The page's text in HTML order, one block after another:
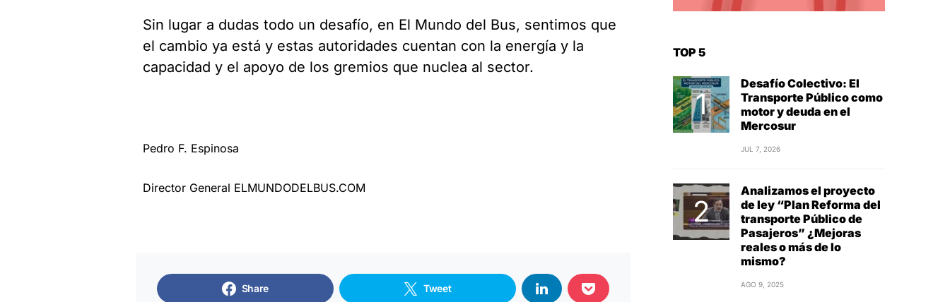
Sin lugar a dudas todo un desafío, en El Mundo del Bus, sentimos que
el cambio ya está y estas autoridades cuentan con la energía y la
capacidad y el apoyo de los gremios que nuclea al sector.
Pedro F. Espinosa
Director General ELMUNDODELBUS.COM
Share Tweet
TOP 5
Desafío Colectivo: El
Transporte Público como
motor y deuda en el
Mercosur
JUL 7, 2026
Analizamos el proyecto
de ley “Plan Reforma del
transporte Público de
Pasajeros” ¿Mejoras
reales o más de lo
mismo?
AGO 9, 2025